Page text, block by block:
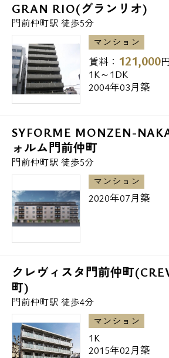
GRAN RIO(グランリオ)
門前仲町駅 徒歩5分
マンション
賃料： 121,000
1K～1DK
2004年03月築
SYFORME MONZEN-
ォルム門前仲町
門前仲町駅 徒歩5分
マンション
2020年07月築
クレヴィスタ門前仲町
町)
門前仲町駅 徒歩4分
マンション
1K
2015年02月築